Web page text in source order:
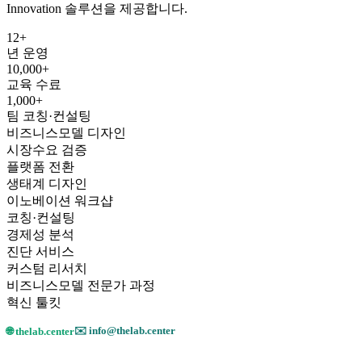
Innovation 솔루션을 제공합니다.
12+
년 운영
10,000+
교육 수료
1,000+
팀 코칭·컨설팅
비즈니스모델 디자인
시장수요 검증
플랫폼 전환
생태계 디자인
이노베이션 워크샵
코칭·컨설팅
경제성 분석
진단 서비스
커스텀 리서치
비즈니스모델 전문가 과정
혁신 툴킷
🌐 thelab.center✉️ info@thelab.center